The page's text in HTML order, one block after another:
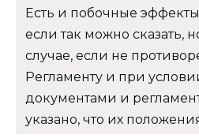
Есть и побочные
если так можно сказать,
случае, если не
Регламенту и при
документами и
указано, что их